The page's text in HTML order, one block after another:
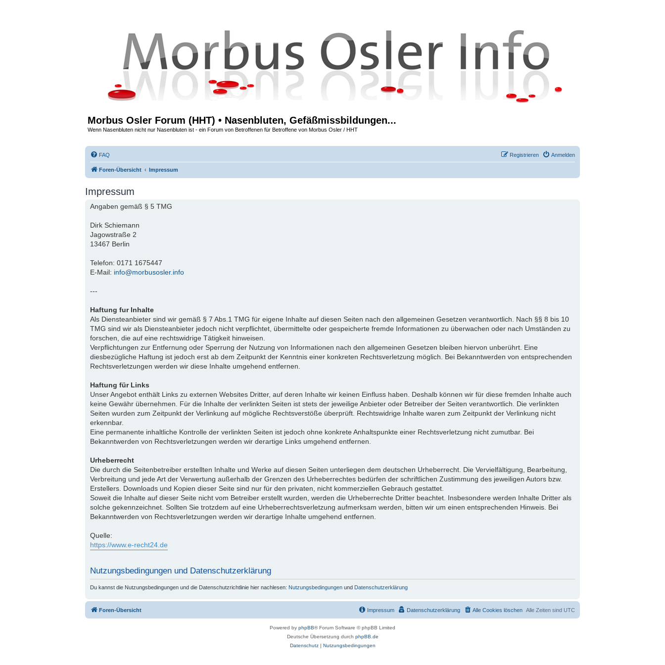
Morbus Osler Forum (HHT) • Nasenbluten, Gefäßmissbildungen...
Wenn Nasenbluten nicht nur Nasenbluten ist - ein Forum von Betroffenen für Betroffene von Morbus Osler / HHT
FAQ Anmelden
Registrieren
Foren-Übersicht Impressum
Impressum
Angaben gemäß § 5 TMG
Dirk Schiemann
Jagowstraße 2
13467 Berlin
Telefon: 0171 1675447
E-Mail: info@morbusosler.info
---
Haftung fur Inhalte
Als Diensteanbieter sind wir gemäß § 7 Abs.1 TMG für eigene Inhalte auf diesen Seiten nach den allgemeinen Gesetzen verantwortlich. Nach §§ 8 bis 10
TMG sind wir als Diensteanbieter jedoch nicht verpflichtet, übermittelte oder gespeicherte fremde Informationen zu überwachen oder nach Umständen zu
forschen, die auf eine rechtswidrige Tätigkeit hinweisen.
Verpflichtungen zur Entfernung oder Sperrung der Nutzung von Informationen nach den allgemeinen Gesetzen bleiben hiervon unberührt. Eine
diesbezügliche Haftung ist jedoch erst ab dem Zeitpunkt der Kenntnis einer konkreten Rechtsverletzung möglich. Bei Bekanntwerden von entsprechenden
Rechtsverletzungen werden wir diese Inhalte umgehend entfernen.
Haftung für Links
Unser Angebot enthält Links zu externen Websites Dritter, auf deren Inhalte wir keinen Einfluss haben. Deshalb können wir für diese fremden Inhalte auch
keine Gewähr übernehmen. Für die Inhalte der verlinkten Seiten ist stets der jeweilige Anbieter oder Betreiber der Seiten verantwortlich. Die verlinkten
Seiten wurden zum Zeitpunkt der Verlinkung auf mögliche Rechtsverstöße überprüft. Rechtswidrige Inhalte waren zum Zeitpunkt der Verlinkung nicht
erkennbar.
Eine permanente inhaltliche Kontrolle der verlinkten Seiten ist jedoch ohne konkrete Anhaltspunkte einer Rechtsverletzung nicht zumutbar. Bei
Bekanntwerden von Rechtsverletzungen werden wir derartige Links umgehend entfernen.
Urheberrecht
Die durch die Seitenbetreiber erstellten Inhalte und Werke auf diesen Seiten unterliegen dem deutschen Urheberrecht. Die Vervielfältigung, Bearbeitung,
Verbreitung und jede Art der Verwertung außerhalb der Grenzen des Urheberrechtes bedürfen der schriftlichen Zustimmung des jeweiligen Autors bzw.
Erstellers. Downloads und Kopien dieser Seite sind nur für den privaten, nicht kommerziellen Gebrauch gestattet.
Soweit die Inhalte auf dieser Seite nicht vom Betreiber erstellt wurden, werden die Urheberrechte Dritter beachtet. Insbesondere werden Inhalte Dritter als
solche gekennzeichnet. Sollten Sie trotzdem auf eine Urheberrechtsverletzung aufmerksam werden, bitten wir um einen entsprechenden Hinweis. Bei
Bekanntwerden von Rechtsverletzungen werden wir derartige Inhalte umgehend entfernen.
Quelle:
https://www.e-recht24.de
Nutzungsbedingungen und Datenschutzerklärung
Du kannst die Nutzungsbedingungen und die Datenschutzrichtlinie hier nachlesen: Nutzungsbedingungen und Datenschutzerklärung
Foren-Übersicht Alle Zeiten sind UTC
Alle Cookies löschen
Datenschutzerklärung
Impressum
Powered by phpBB® Forum Software © phpBB Limited
Deutsche Übersetzung durch phpBB.de
Datenschutz| Nutzungsbedingungen